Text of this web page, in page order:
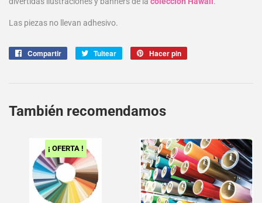
Las piezas no llevan adhesivo.
Compartir
CompartirTuitear
Tuitear Hacer pin
También recomendamos
¡ OFERTA !